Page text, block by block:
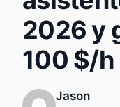
2026 y
100 $/h
Jason